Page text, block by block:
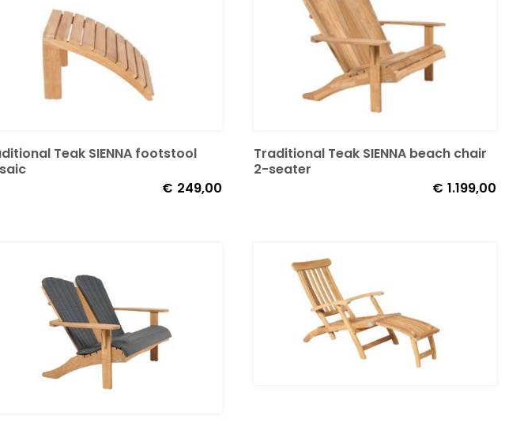
Teak SIENNA footstool
€ 249,00
Traditional Teak SIENNA beach chair
2-seater
€ 1.199,00